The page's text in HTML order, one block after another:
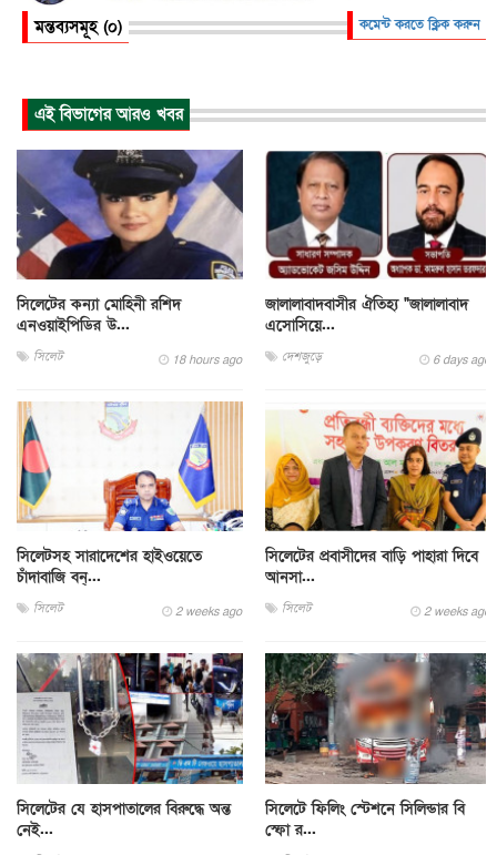
মন্তব্যসমূহ (০) কমেন্ট করতে ক্লিক করুন
এই বিভাগের আরও খবর
সিলেটের কন্যা মোহিনী রশিদ
এনওয়াইপিডির উ...
সিলেট 18 hours ago
জালালাবাদবাসীর ঐতিহ্য "জালালাবাদ
এসোসিয়ে...
দেশজুড়ে 6 days ago
সিলেটসহ সারাদেশের হাইওয়েতে
চাঁদাবাজি বন্...
সিলেট 2 weeks ago
সিলেটের প্রবাসীদের বাড়ি পাহারা দিবে
আনসা...
সিলেট 2 weeks ago
সিলেটের যে হাসপাতালের বিরুদ্ধে অন্ত
নেই...
সিলেটে ফিলিং স্টেশনে সিলিন্ডার বি
স্ফো র...